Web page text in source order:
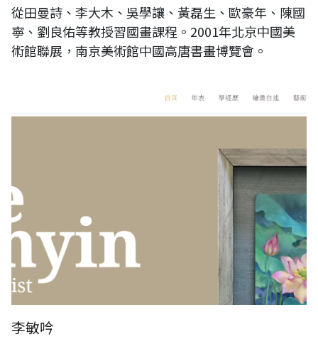
從田曼詩、李大木、吳學讓、黃磊生、歐豪年、陳國
寧、劉良佑等教授習國畫課程。2001年北京中國美
術館聯展，南京美術館中國高唐書畫博覽會。
李敏吟